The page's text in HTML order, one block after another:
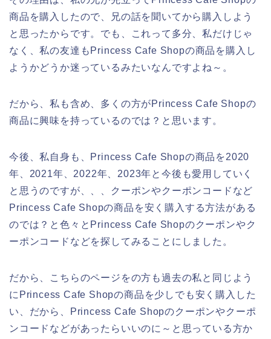
商品を購入したので、兄の話を聞いてから購入しよう
と思ったからです。でも、これって多分、私だけじゃ
なく、私の友達もPrincess Cafe Shopの商品を購入し
ようかどうか迷っているみたいなんですよね～。
だから、私も含め、多くの方がPrincess Cafe Shopの
商品に興味を持っているのでは？と思います。
今後、私自身も、Princess Cafe Shopの商品を2020
年、2021年、2022年、2023年と今後も愛用していく
と思うのですが、、、クーポンやクーポンコードなど
Princess Cafe Shopの商品を安く購入する方法がある
のでは？と色々とPrincess Cafe Shopのクーポンやク
ーポンコードなどを探してみることにしました。
だから、こちらのページをの方も過去の私と同じよう
にPrincess Cafe Shopの商品を少しでも安く購入した
い、だから、Princess Cafe Shopのクーポンやクーポ
ンコードなどがあったらいいのに～と思っている方か